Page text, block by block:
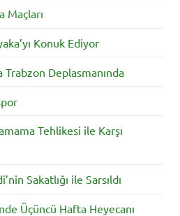
Maçları
Konuk Ediyor
Trabzon Deplasmanında
Tehlikesi ile Karşı
Sakatlığı ile Sarsıldı
Üçüncü Hafta Heyecanı